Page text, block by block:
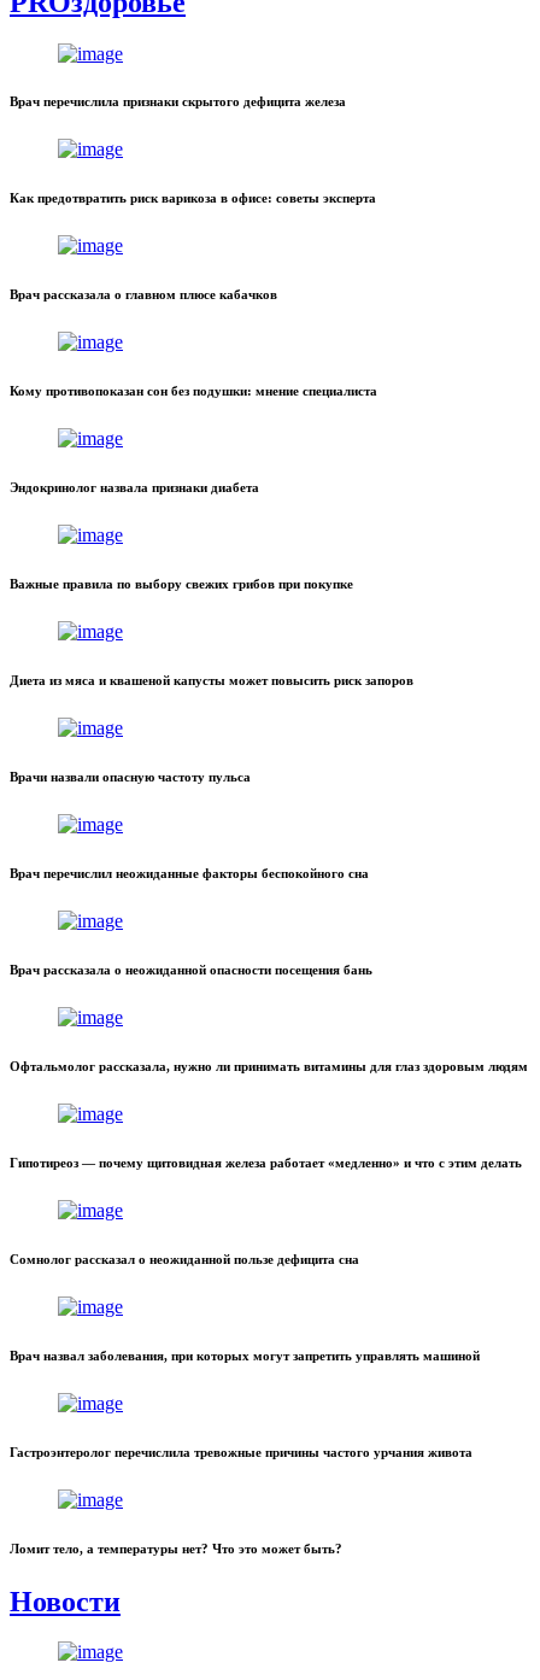
Врач перечислила признаки скрытого дефицита железа
Как предотвратить риск варикоза в офисе: советы эксперта
Врач рассказала о главном плюсе кабачков
Кому противопоказан сон без подушки: мнение специалиста
Эндокринолог назвала признаки диабета
Важные правила по выбору свежих грибов при покупке
Диета из мяса и квашеной капусты может повысить риск запоров
Врачи назвали опасную частоту пульса
Врач перечислил неожиданные факторы беспокойного сна
Врач рассказала о неожиданной опасности посещения бань
Офтальмолог рассказала, нужно ли принимать витамины для глаз здоровым людям
Гипотиреоз — почему щитовидная железа работает «медленно» и что с этим делать
Сомнолог рассказал о неожиданной пользе дефицита сна
Врач назвал заболевания, при которых могут запретить управлять машиной
Гастроэнтеролог перечислила тревожные причины частого урчания живота
Ломит тело, а температуры нет? Что это может быть?
Новости